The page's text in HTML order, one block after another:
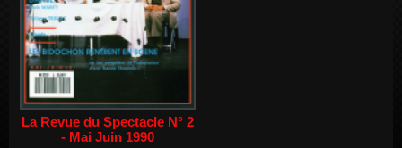
La Revue du Spectacle N° 2
- Mai Juin 1990